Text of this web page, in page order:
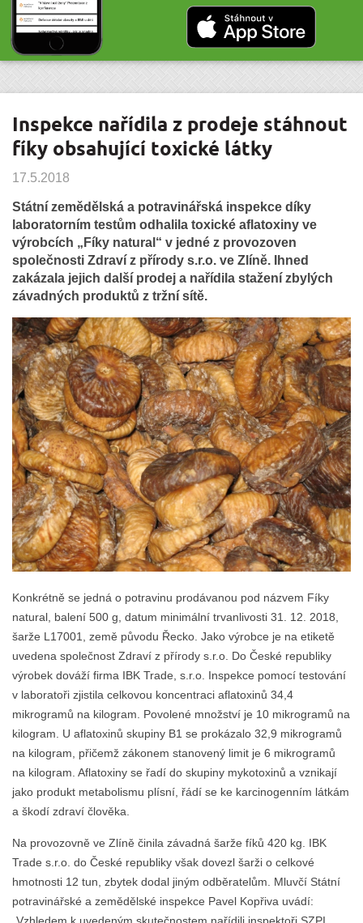
Inspekce nařídila z prodeje stáhnout
fíky obsahující toxické látky
17.5.2018
Státní zemědělská a potravinářská inspekce díky
laboratorním testům odhalila toxické aflatoxiny ve
výrobcích „Fíky natural“ v jedné z provozoven
společnosti Zdraví z přírody s.r.o. ve Zlíně. Ihned
zakázala jejich další prodej a nařídila stažení zbylých
závadných produktů z tržní sítě.
Konkrétně se jedná o potravinu prodávanou pod názvem Fíky
natural, balení 500 g, datum minimální trvanlivosti 31. 12. 2018,
šarže L17001, země původu Řecko. Jako výrobce je na etiketě
uvedena společnost Zdraví z přírody s.r.o. Do České republiky
výrobek dováží firma IBK Trade, s.r.o. Inspekce pomocí testování
v laboratoři zjistila celkovou koncentraci aflatoxinů 34,4
mikrogramů na kilogram. Povolené množství je 10 mikrogramů na
kilogram. U aflatoxinů skupiny B1 se prokázalo 32,9 mikrogramů
na kilogram, přičemž zákonem stanovený limit je 6 mikrogramů
na kilogram. Aflatoxiny se řadí do skupiny mykotoxinů a vznikají
jako produkt metabolismu plísní, řádí se ke karcinogenním látkám
a škodí zdraví člověka.
Na provozovně ve Zlíně činila závadná šarže fíků 420 kg. IBK
Trade s.r.o. do České republiky však dovezl šarži o celkové
hmotnosti 12 tun, zbytek dodal jiným odběratelům. Mluvčí Státní
potravinářské a zemědělské inspekce Pavel Kopřiva uvádí:
„Vzhledem k uvedeným skutečnostem nařídili inspektoři SZPI